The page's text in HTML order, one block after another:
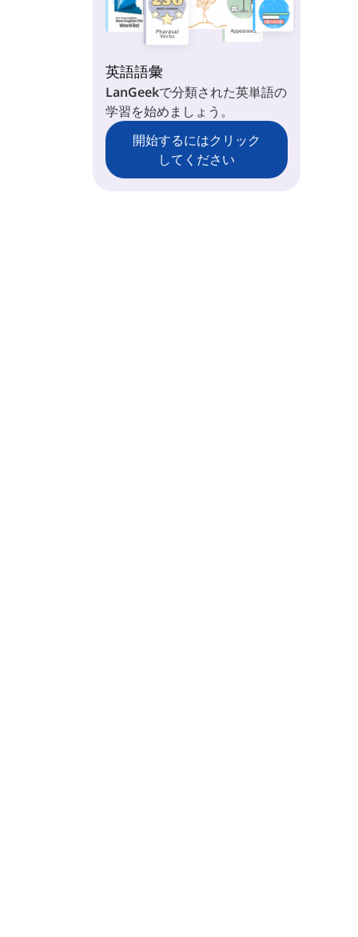
英語語彙
LanGeekで分類された英単語の
学習を始めましょう。
開始するにはクリック
してください